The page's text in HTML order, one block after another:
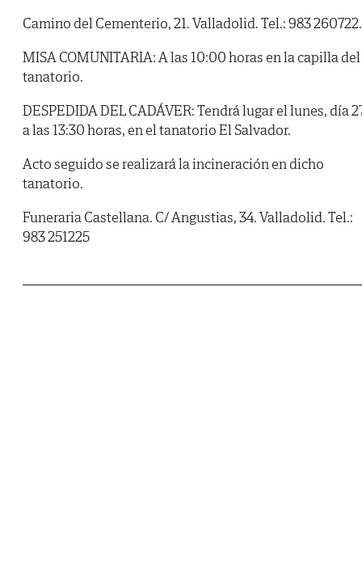
Camino del Cementerio, 21. Valladolid. Tel.: 983 260722.
MISA COMUNITARIA: A las 10:00 horas en la capilla del
tanatorio.
DESPEDIDA DEL CADÁVER: Tendrá lugar el lunes, día
a las 13:30 horas, en el tanatorio El Salvador.
Acto seguido se realizará la incineración en dicho
tanatorio.
Funeraria Castellana. C/ Angustias, 34. Valladolid. Tel.:
983 251225